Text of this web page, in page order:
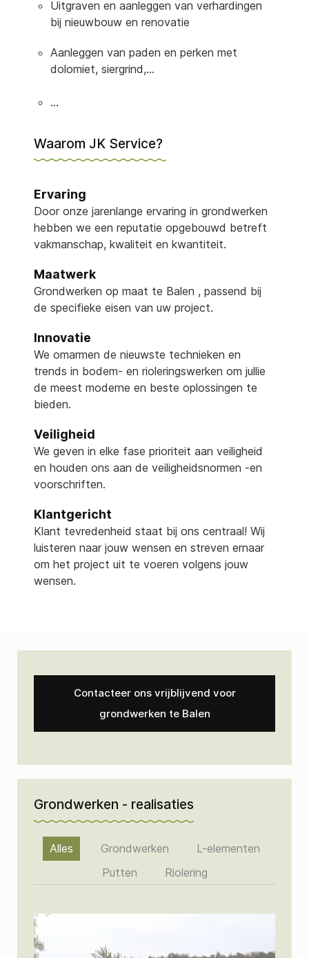
Uitgraven en aanleggen van verhardingen
bij nieuwbouw en renovatie
Aanleggen van paden en perken met
dolomiet, siergrind,…
...
Waarom JK Service?
Ervaring
Door onze jarenlange ervaring in grondwerken
hebben we een reputatie opgebouwd betreft
vakmanschap, kwaliteit en kwantiteit.
Maatwerk
Grondwerken op maat te Balen , passend bij
de specifieke eisen van uw project.
Innovatie
We omarmen de nieuwste technieken en
trends in bodem- en rioleringswerken om jullie
de meest moderne en beste oplossingen te
bieden.
Veiligheid
We geven in elke fase prioriteit aan veiligheid
en houden ons aan de veiligheidsnormen -en
voorschriften.
Klantgericht
Klant tevredenheid staat bij ons centraal! Wij
luisteren naar jouw wensen en streven ernaar
om het project uit te voeren volgens jouw
wensen.
Contacteer ons vrijblijvend voor
grondwerken te Balen
Grondwerken - realisaties
Alles Grondwerken
L-elementen
Putten
Riolering